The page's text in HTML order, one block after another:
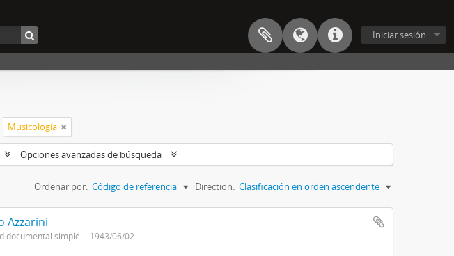
Iniciar sesión
Musicología
Opciones avanzadas de búsqueda
Ordenar por: Código de referencia Direction: Clasificación en orden ascendente
Azzarini
documental simple
1943/06/02